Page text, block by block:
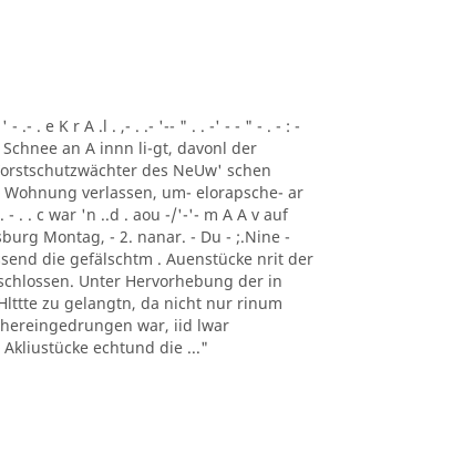
.- . e K r A .l . ,- . .- '-- " . . -' - - " - . - : -
an A innn li-gt, davonl der
des NeUw' schen
verlassen, um- elorapsche- ar
- . . c war 'n ..d . aou -/'-'- m A A v auf
Montag, - 2. nanar. - Du - ;.Nine -
die gefälschtm . Auenstücke nrit der
Unter Hervorhebung der in
zu gelangtn, da nicht nur rinum
war, iid lwar
echtund die ..."